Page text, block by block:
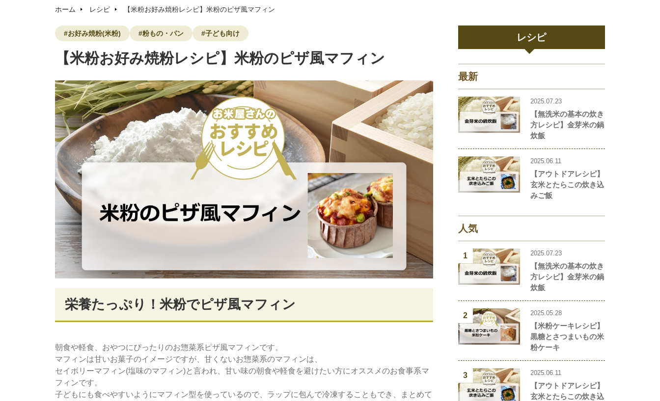
ホーム レシピ 【米粉お好み焼粉レシピ】米粉のピザ風マフィン
#お好み焼粉(米粉) #粉もの・パン #子ども向け
【米粉お好み焼粉レシピ】米粉のピザ風マフィン
栄養たっぷり！米粉でピザ風マフィン
朝食や軽食、おやつにぴったりのお惣菜系ピザ風マフィンです。
マフィンは甘いお菓子のイメージですが、甘くないお惣菜系のマフィンは、
セイボリーマフィン(塩味のマフィン)と言われ、甘い味の朝食や軽食を避けたい方にオススメのお食事系マ
フィンです。
子どもにも食べやすいようにマフィン型を使っているので、ラップに包んで冷凍することもでき、まとめて
レシピ
最新
2025.07.23
【無洗米の基本の炊き
方レシピ】金芽米の鍋
炊飯
2025.06.11
【アウトドアレシピ】
玄米とたらこの炊き込
みご飯
人気
1 2025.07.23
【無洗米の基本の炊き
方レシピ】金芽米の鍋
炊飯
2 2025.05.28
【米粉ケーキレシピ】
黒糖とさつまいもの米
粉ケーキ
3 2025.06.11
【アウトドアレシピ】
玄米とたらこの炊き込